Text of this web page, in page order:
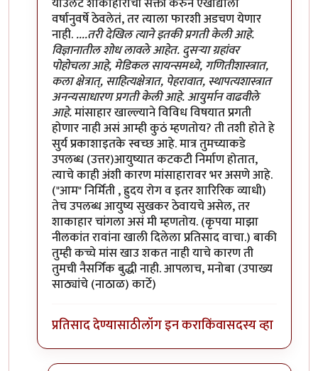
वर्षानुवर्षे ठेवलेतं, तर त्याला फारशी अडचण येणार
नाही.....तरी देखिल त्याने इतकी प्रगती केली आहे.
विज्ञानातील शोध लावले आहेत. दुसर्‍या ग्रहांवर
पोहोचला आहे, मेडिकल सायन्समध्ये, गणितीशास्त्रात,
कला क्षेत्रात्, साहित्यक्षेत्रात, पेहरावात, स्थापत्यशास्त्रात
अनन्यसाधारण प्रगती केली आहे. आयुर्मान वाढवीले
आहे.मांसाहार खाल्ल्याने विविध विषयात प्रगती
होणार नाही असं आम्ही कुठं म्हणतोय? ती तशी होते हे
सुर्य प्रकाशाइतके स्वच्छ आहे. मात्र तुमच्याकडे
उपलब्ध (उत्तर)आयुष्यात कटकटी निर्माण होतात,
त्याचे काही अंशी कारण मांसाहारावर भर असणे आहे.
("आम" निर्मिती , ह्रुदय रोग व इतर शारिरिक व्याधी)
तेच उपलब्ध आयुष्य सुखकर ठेवायचे असेल, तर
शाकाहार चांगला असं मी म्हणतोय. (कृपया माझा
नीलकांत रावांना खाली दिलेला प्रतिसाद वाचा.) बाकी
तुम्ही कच्चे मांस खाउ शकत नाही याचे कारण ती
तुमची नैसर्गिक बुद्धी नाही. आपलाच, मनोबा (उपाख्य
साठ्यांचे (नाठाळ) कार्टे)
प्रतिसाद देण्यासाठीलॉग इन कराकिंवासदस्य व्हा